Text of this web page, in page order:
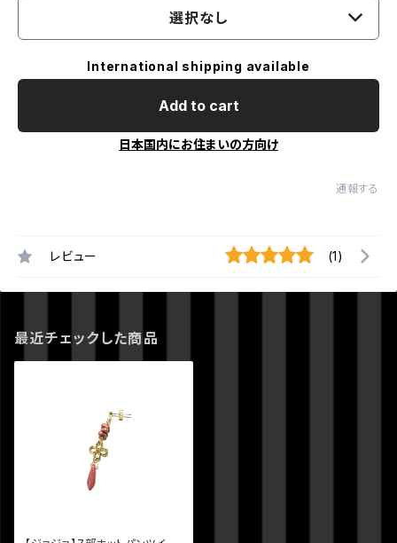
選択なし
International shipping available
Add to cart
日本国内にお住まいの方向け
通報する
レビュー (1)
最近チェックした商品